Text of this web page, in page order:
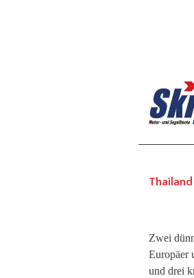
Thailand
Zwei
Europäer
und drei